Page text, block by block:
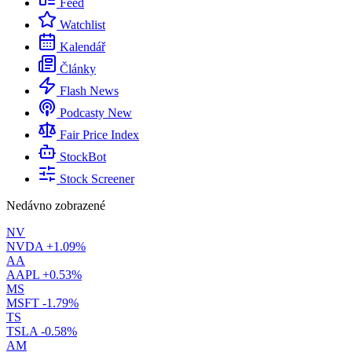
Feed
Watchlist
Kalendář
Články
Flash News
Podcasty New
Fair Price Index
StockBot
Stock Screener
Nedávno zobrazené
NV
NVDA +1.09%
AA
AAPL +0.53%
MS
MSFT -1.79%
TS
TSLA -0.58%
AM